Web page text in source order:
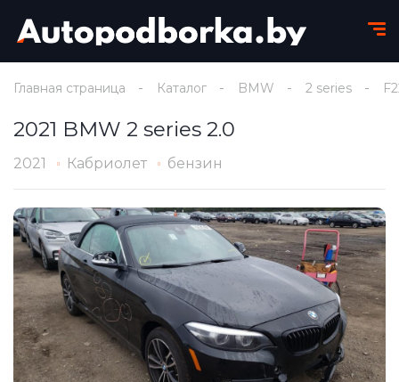
Главная страница Каталог BMW 2 series
2021 BMW 2 series 2.0
2021 Кабриолет бензин